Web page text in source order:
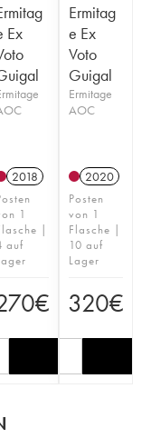
Ex
2018
1
|
auf
€
Ermitag
e Ex
Voto
Guigal
Ermitage
AOC
2020
Posten
von 1
Flasche |
10 auf
Lager
320€